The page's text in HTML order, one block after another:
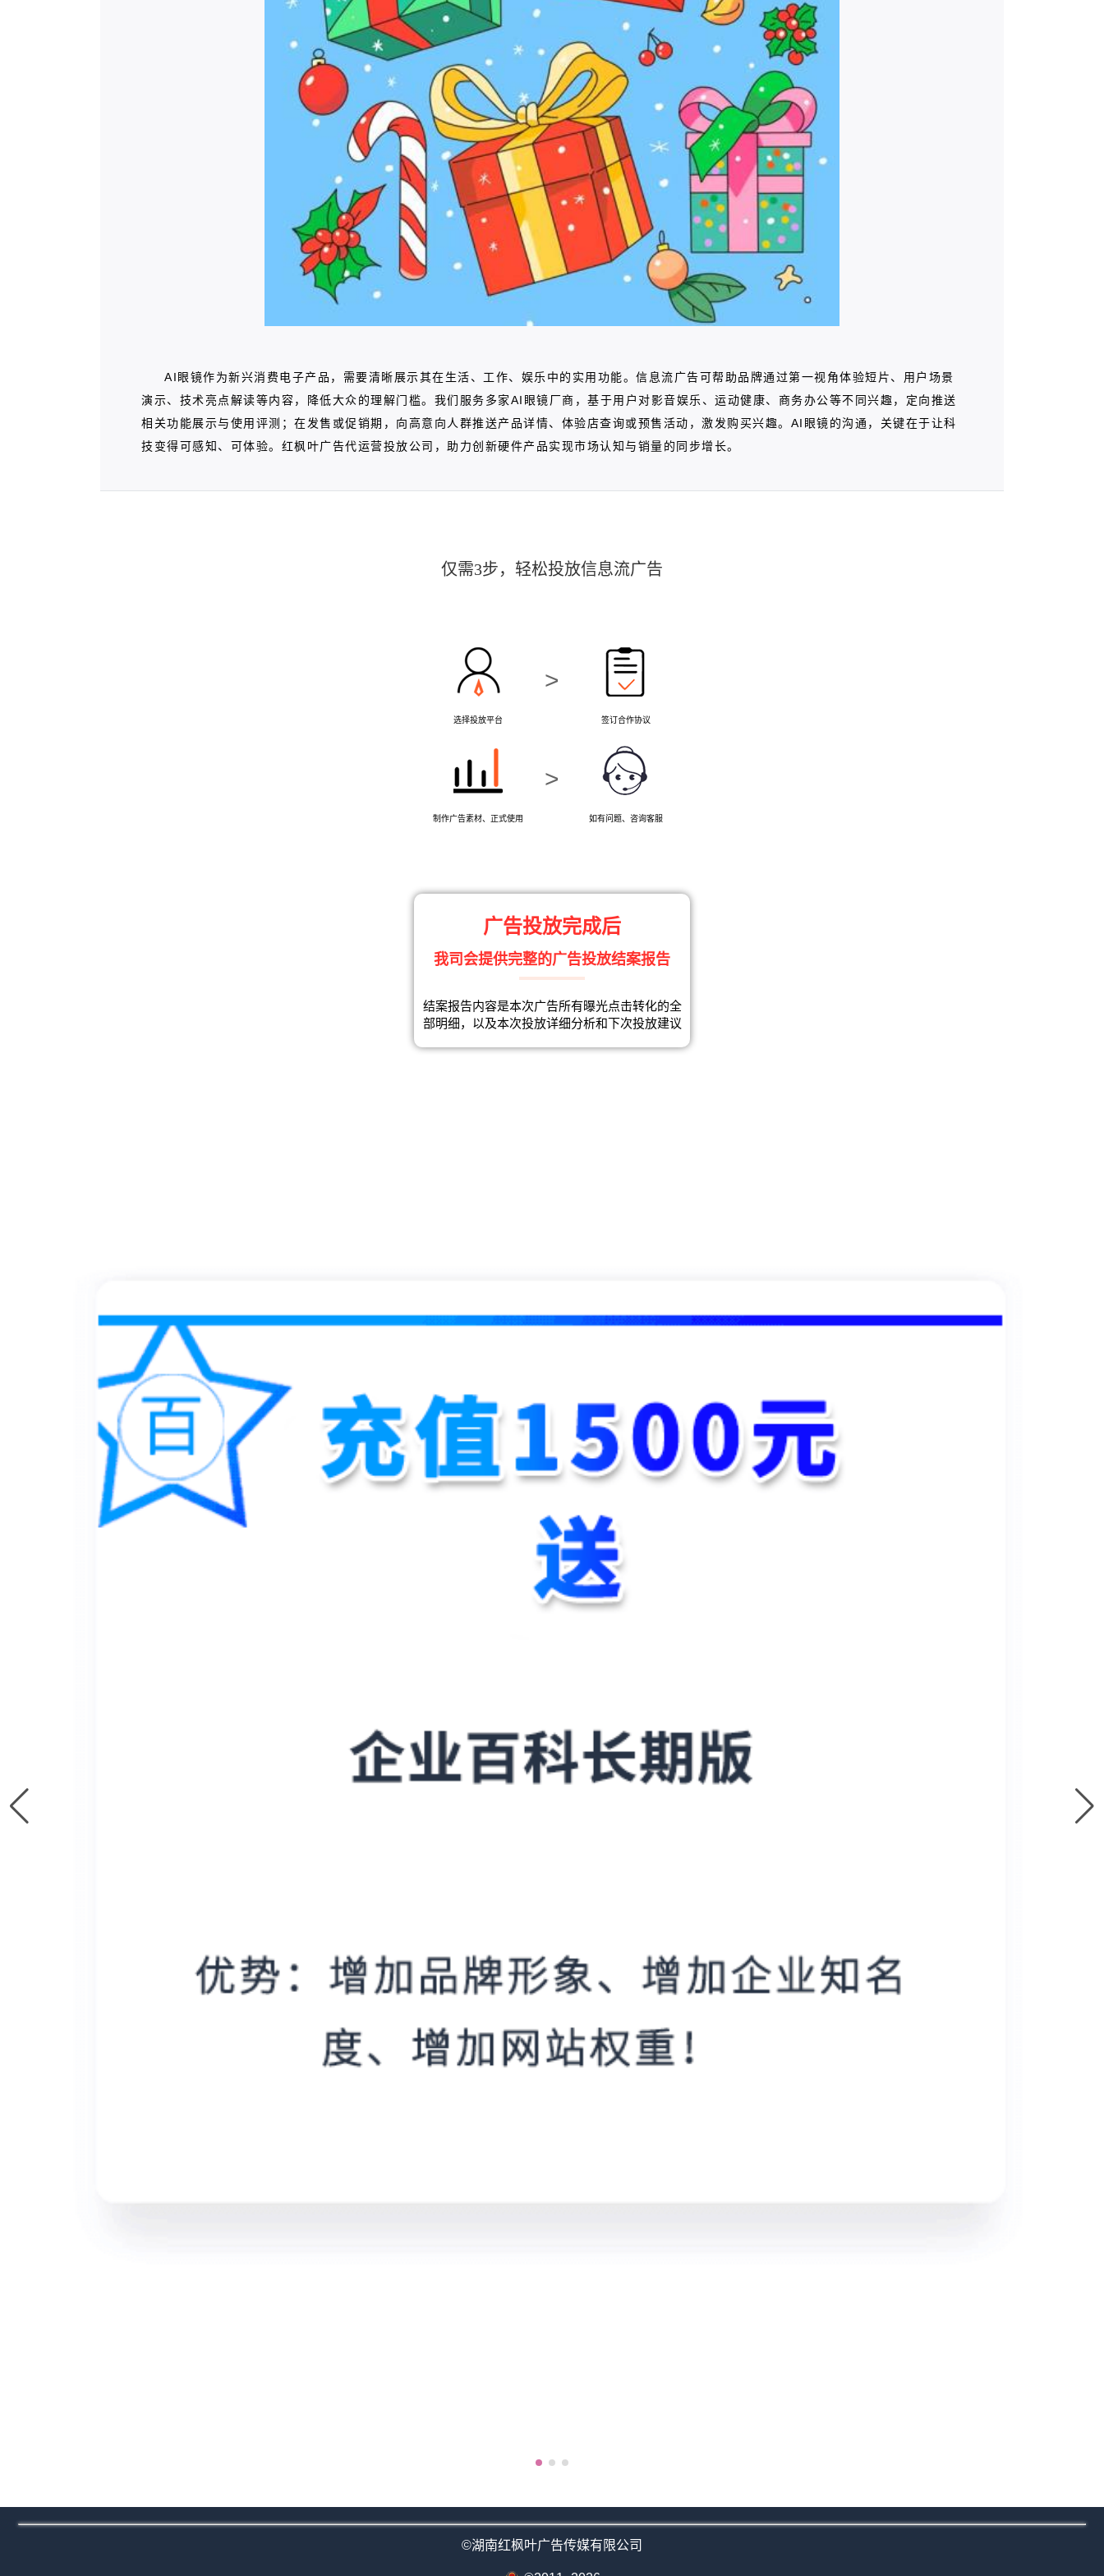
AI眼镜作为新兴消费电子产品，需要清晰展示其在生活、工作、娱乐中的实用功能。信息流广告可帮助品牌通过第一视角体验短片、用户场景
演示、技术亮点解读等内容，降低大众的理解门槛。我们服务多家AI眼镜厂商，基于用户对影音娱乐、运动健康、商务办公等不同兴趣，定向推送
相关功能展示与使用评测；在发售或促销期，向高意向人群推送产品详情、体验店查询或预售活动，激发购买兴趣。AI眼镜的沟通，关键在于让科
技变得可感知、可体验。红枫叶广告代运营投放公司，助力创新硬件产品实现市场认知与销量的同步增长。
仅需3步，轻松投放信息流广告
选择投放平台
>
签订合作协议
制作广告素材、正式使用
>
如有问题、咨询客服
广告投放完成后
我司会提供完整的广告投放结案报告
结案报告内容是本次广告所有曝光点击转化的全
部明细，以及本次投放详细分析和下次投放建议
©湖南红枫叶广告传媒有限公司